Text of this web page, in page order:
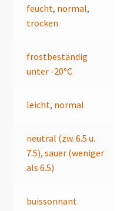
feucht, normal,
trocken
frostbeständig
unter -20°C
leicht, normal
neutral (zw. 6.5 u.
7.5),sauer (weniger
als 6.5)
buissonnant